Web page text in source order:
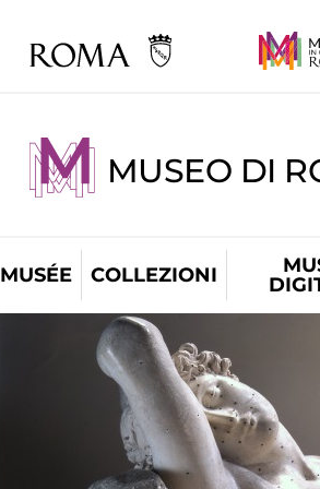
MUSEO DI
MUSÉE COLLEZIONI